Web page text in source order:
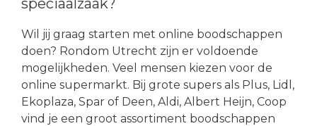
Wil jij graag starten met online boodschappen
doen? Rondom Utrecht zijn er voldoende
mogelijkheden. Veel mensen kiezen voor de
online supermarkt. Bij grote supers als Plus, Lidl,
Ekoplaza, Spar of Deen, Aldi, Albert Heijn, Coop
vind je een groot assortiment boodschappen